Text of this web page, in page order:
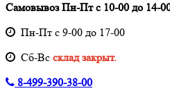
Самовывоз Пн-Пт с 10-00 до 14-
Пн-Пт с 9-00 до 17-00
Cб-Вс склад закрыт.
8-499-390-38-00